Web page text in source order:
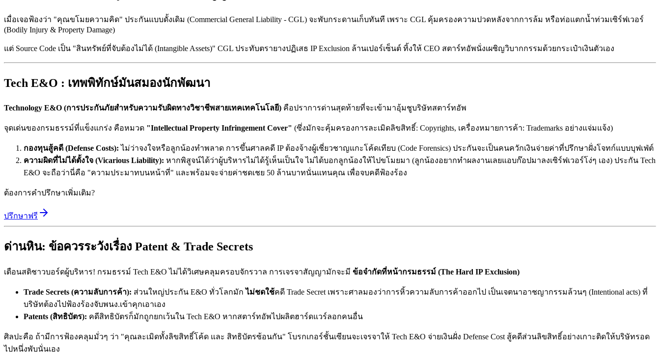
เมื่อเจอฟ้องว่า "คุณขโมยความคิด" ประกันแบบดั้งเดิม (Commercial General Liability - CGL) จะพับกระดานเก็บทันที เพราะ CGL คุ้มครองความปวดหลังจากการล้ม หรือท่อแตกน้ำท่วมเซิร์ฟเวอร์
(Bodily Injury & Property Damage)
แต่ Source Code เป็น "สินทรัพย์ที่จับต้องไม่ได้ (Intangible Assets)" CGL ประทับตรายางปฏิเสธ IP Exclusion ล้านเปอร์เซ็นต์ ทิ้งให้ CEO สตาร์ทอัพนั่งเผชิญวิบากกรรมด้วยกระเป๋าเงินตัวเอง
Tech E&O : เทพพิทักษ์มันสมองนักพัฒนา
Technology E&O (การประกันภัยสำหรับความรับผิดทางวิชาชีพสายเทคเทคโนโลยี) คือปราการด่านสุดท้ายที่จะเข้ามาอุ้มชูบริษัทสตาร์ทอัพ
จุดเด่นของกรมธรรม์ที่แข็งแกร่ง คือหมวด "Intellectual Property Infringement Cover" (ซึ่งมักจะคุ้มครองการละเมิดลิขสิทธิ์: Copyrights, เครื่องหมายการค้า: Trademarks อย่างแจ่มแจ้ง)
กองทุนสู้คดี (Defense Costs): ไม่ว่าจงใจหรือลูกน้องทำพลาด การขึ้นศาลคดี IP ต้องจ้างผู้เชี่ยวชาญแกะโค้ดเทียบ (Code Forensics) ประกันจะเป็นคนควักเงินจ่ายค่าที่ปรึกษาฝั่งโจทก์แบบบุฟเฟ่ต์
ความผิดที่ไม่ได้ตั้งใจ (Vicarious Liability): หากพิสูจน์ได้ว่าผู้บริหารไม่ได้รู้เห็นเป็นใจ ไม่ได้บอกลูกน้องให้ไปขโมยมา (ลูกน้องอยากทำผลงานเลยแอบก๊อปมาลงเซิร์ฟเวอร์โง่ๆ เอง) ประกัน Tech
E&O จะถือว่านี่คือ "ความประมาทบนหน้าที่" และพร้อมจะจ่ายค่าชดเชย 50 ล้านบาทนั่นแทนคุณ เพื่อจบคดีฟ้องร้อง
ต้องการคำปรึกษาเพิ่มเติม?
ปรึกษาฟรี
ด่านหิน: ข้อควรระวังเรื่อง Patent & Trade Secrets
เตือนสติชาวบอร์ดผู้บริหาร! กรมธรรม์ Tech E&O ไม่ได้วิเศษคลุมครอบจักรวาล การเจรจาสัญญามักจะมี ข้อจำกัดที่หน้ากรมธรรม์ (The Hard IP Exclusion)
Trade Secrets (ความลับการค้า): ส่วนใหญ่ประกัน E&O ทั่วโลกมักไม่ชดใช้คดี Trade Secret เพราะศาลมองว่าการหิ้วความลับการค้าออกไป เป็นเจตนาอาชญากรรมล้วนๆ (Intentional acts) ที่
บริษัทต้องไปฟ้องร้องจับพนง.เข้าคุกเอาเอง
Patents (สิทธิบัตร): คดีสิทธิบัตรก็มักถูกยกเว้นใน Tech E&O หากสตาร์ทอัพไปผลิตฮาร์ดแวร์ลอกคนอื่น
ศิลปะคือ ถ้ามีการฟ้องคลุมมั่วๆ ว่า "คุณละเมิดทั้งลิขสิทธิ์โค้ด และ สิทธิบัตรซ้อนกัน" โบรกเกอร์ชั้นเซียนจะเจรจาให้ Tech E&O จ่ายเงินฝั่ง Defense Cost สู้คดีส่วนลิขสิทธิ์อย่างเกาะติดให้บริษัทรอด
ไปหนึ่งพับนั่นเอง